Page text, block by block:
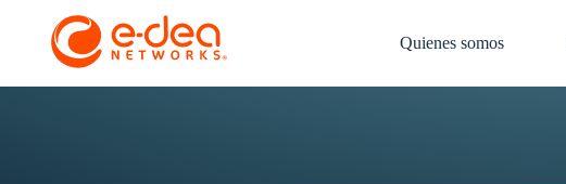
Quienes somos